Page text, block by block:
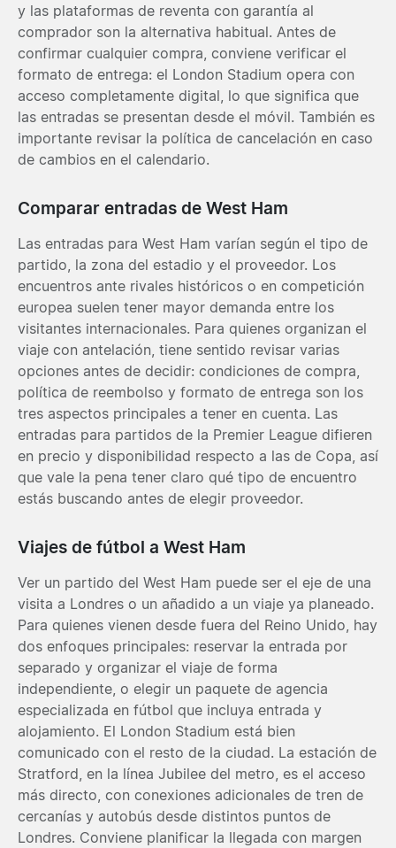
y las plataformas de reventa con garantía al
comprador son la alternativa habitual. Antes de
confirmar cualquier compra, conviene verificar el
formato de entrega: el London Stadium opera con
acceso completamente digital, lo que significa que
las entradas se presentan desde el móvil. También es
importante revisar la política de cancelación en caso
de cambios en el calendario.
Comparar entradas de West Ham
Las entradas para West Ham varían según el tipo de
partido, la zona del estadio y el proveedor. Los
encuentros ante rivales históricos o en competición
europea suelen tener mayor demanda entre los
visitantes internacionales. Para quienes organizan el
viaje con antelación, tiene sentido revisar varias
opciones antes de decidir: condiciones de compra,
política de reembolso y formato de entrega son los
tres aspectos principales a tener en cuenta. Las
entradas para partidos de la Premier League difieren
en precio y disponibilidad respecto a las de Copa, así
que vale la pena tener claro qué tipo de encuentro
estás buscando antes de elegir proveedor.
Viajes de fútbol a West Ham
Ver un partido del West Ham puede ser el eje de una
visita a Londres o un añadido a un viaje ya planeado.
Para quienes vienen desde fuera del Reino Unido, hay
dos enfoques principales: reservar la entrada por
separado y organizar el viaje de forma
independiente, o elegir un paquete de agencia
especializada en fútbol que incluya entrada y
alojamiento. El London Stadium está bien
comunicado con el resto de la ciudad. La estación de
Stratford, en la línea Jubilee del metro, es el acceso
más directo, con conexiones adicionales de tren de
cercanías y autobús desde distintos puntos de
Londres. Conviene planificar la llegada con margen